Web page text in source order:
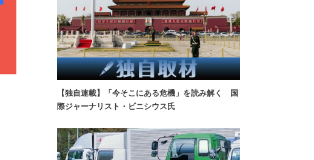
【独自連載】「今そこにある危機」を読み解く 国
際ジャーナリスト・ビニシウス氏